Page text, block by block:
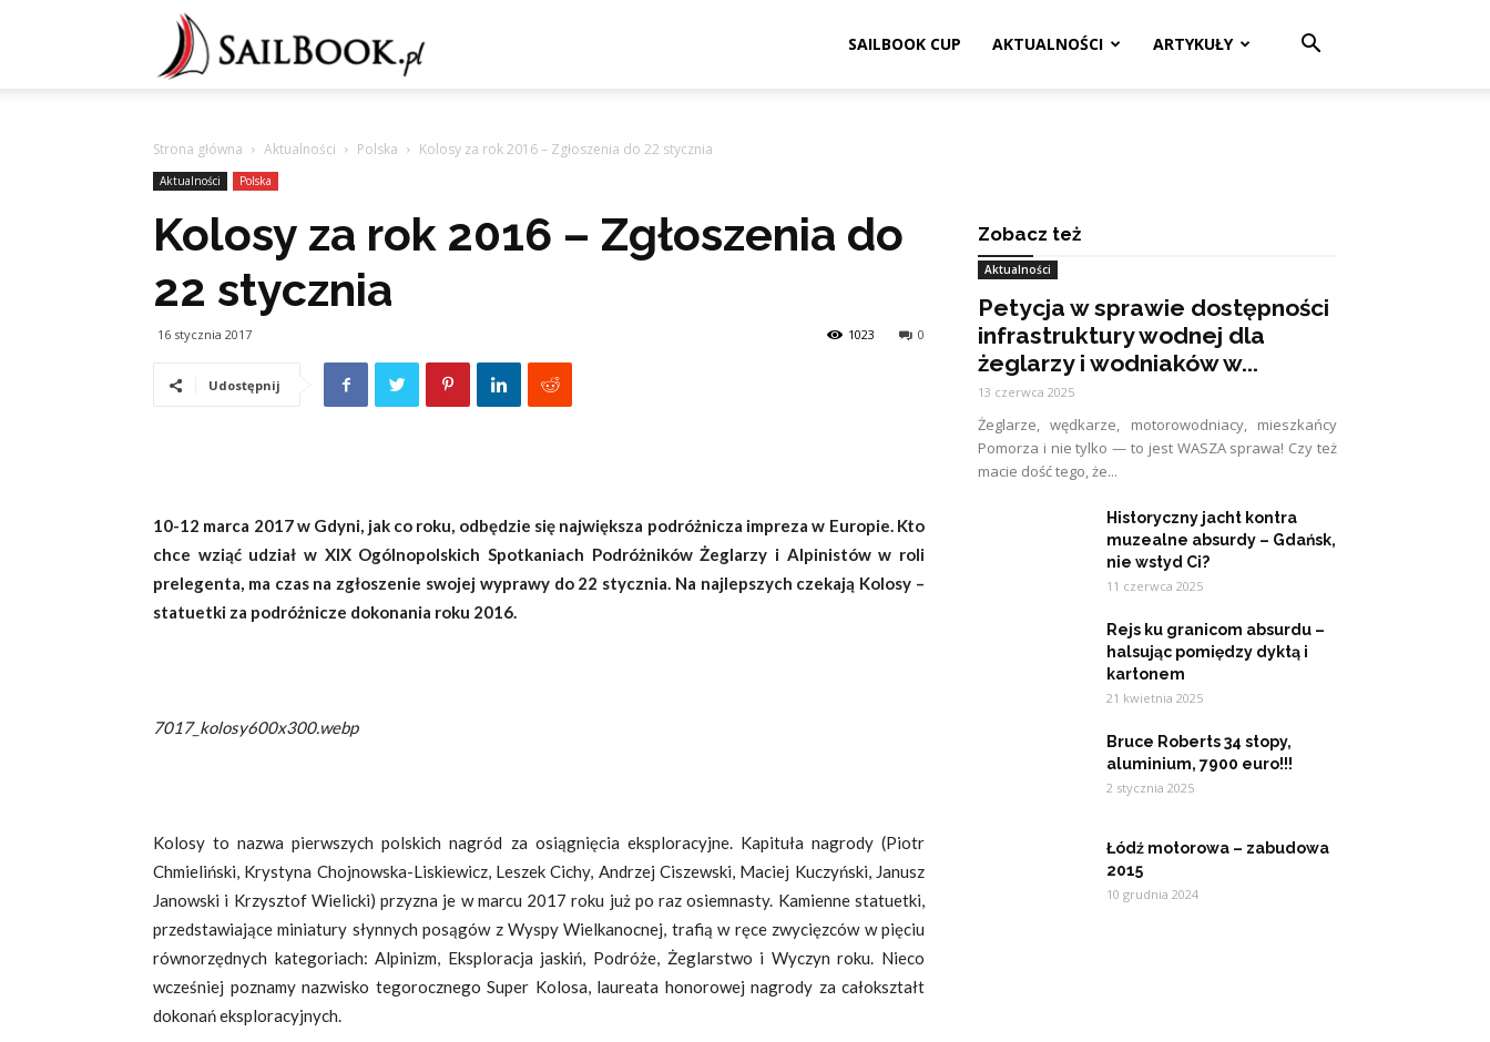
SAILBOOK CUP AKTUALNOŚCI ARTYKUŁY
Strona główna Aktualności Polska Kolosy za rok 2016 – Zgłoszenia do 22 stycznia
Aktualności Polska
Kolosy za rok 2016 – Zgłoszenia do
22 stycznia
16 stycznia 2017 0
1023
Udostępnij
10-12 marca 2017 w Gdyni, jak co roku, odbędzie się największa podróżnicza impreza w Europie. Kto
chce wziąć udział w XIX Ogólnopolskich Spotkaniach Podróżników Żeglarzy i Alpinistów w roli
prelegenta, ma czas na zgłoszenie swojej wyprawy do 22 stycznia. Na najlepszych czekają Kolosy –
statuetki za podróżnicze dokonania roku 2016.
7017_kolosy600x300.webp
Kolosy to nazwa pierwszych polskich nagród za osiągnięcia eksploracyjne. Kapituła nagrody (Piotr
Chmieliński, Krystyna Chojnowska-Liskiewicz, Leszek Cichy, Andrzej Ciszewski, Maciej Kuczyński, Janusz
Janowski i Krzysztof Wielicki) przyzna je w marcu 2017 roku już po raz osiemnasty. Kamienne statuetki,
przedstawiające miniatury słynnych posągów z Wyspy Wielkanocnej, trafią w ręce zwycięzców w pięciu
równorzędnych kategoriach: Alpinizm, Eksploracja jaskiń, Podróże, Żeglarstwo i Wyczyn roku. Nieco
wcześniej poznamy nazwisko tegorocznego Super Kolosa, laureata honorowej nagrody za całokształt
dokonań eksploracyjnych.
Zobacz też
Aktualności
Petycja w sprawie dostępności
infrastruktury wodnej dla
żeglarzy i wodniaków w...
13 czerwca 2025
Żeglarze, wędkarze, motorowodniacy, mieszkańcy
Pomorza i nie tylko — to jest WASZA sprawa! Czy też
macie dość tego, że...
Historyczny jacht kontra
muzealne absurdy – Gdańsk,
nie wstyd Ci?
11 czerwca 2025
Rejs ku granicom absurdu –
halsując pomiędzy dyktą i
kartonem
21 kwietnia 2025
Bruce Roberts 34 stopy,
aluminium, 7900 euro!!!
2 stycznia 2025
Łódź motorowa – zabudowa
2015
10 grudnia 2024